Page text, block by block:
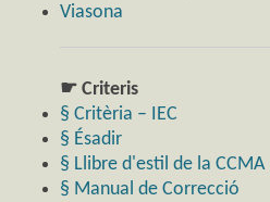
Viasona
☛ Criteris
§ Critèria – IEC
§ Ésadir
§ Llibre d'estil de la CCMA
§ Manual de Correcció